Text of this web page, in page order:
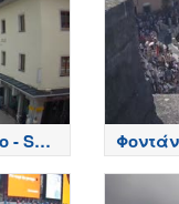
- San